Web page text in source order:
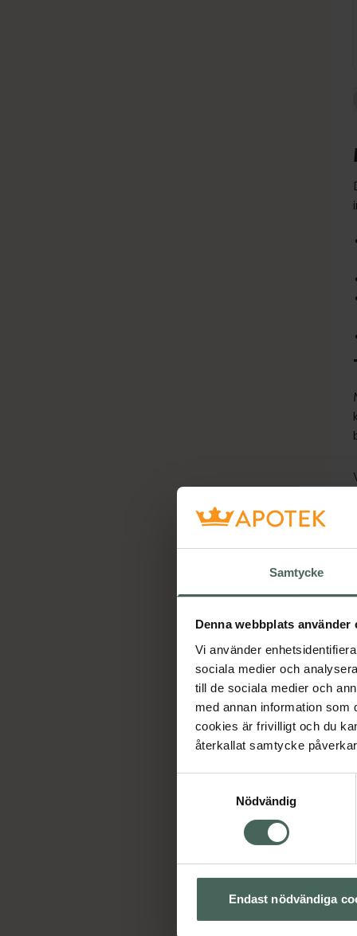
Samtycke
Denna webbplats använder
Vi använder
sociala medier och
till de sociala medier och
med annan information som
cookies är frivilligt och du
återkallat samtycke
Nödvändig
Endast nödvändiga